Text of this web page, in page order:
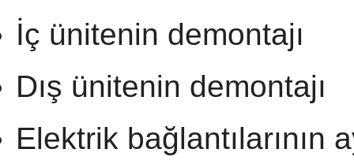
İç ünitenin demontajı
Dış ünitenin demontajı
Elektrik bağlantılarının